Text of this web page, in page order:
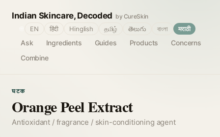
Indian Skincare, Decoded by CureSkin
Ask Ingredients Guides Products
Concerns
Combine
EN हिंदी Hinglish தமிழ் తెలుగు বাংলা मराठी
घटक
Orange Peel Extract
Antioxidant / fragrance / skin-conditioning agent